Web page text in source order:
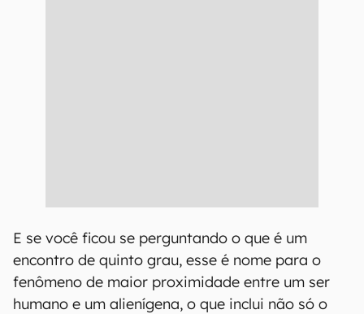
E se você ficou se perguntando o que é um
encontro de quinto grau, esse é nome para o
fenômeno de maior proximidade entre um ser
humano e um alienígena, o que inclui não só o